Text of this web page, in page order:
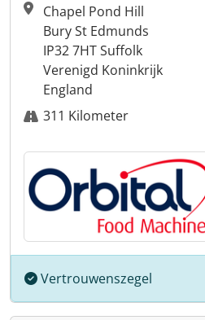
Chapel Pond Hill
Bury St Edmunds
IP32 7HT Suffolk
Verenigd Koninkrijk
England
311 Kilometer
Vertrouwenszegel